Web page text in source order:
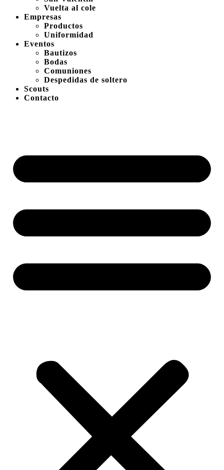
Vuelta al cole
Empresas
Productos
Uniformidad
Eventos
Bautizos
Bodas
Comuniones
Despedidas de soltero
Scouts
Contacto